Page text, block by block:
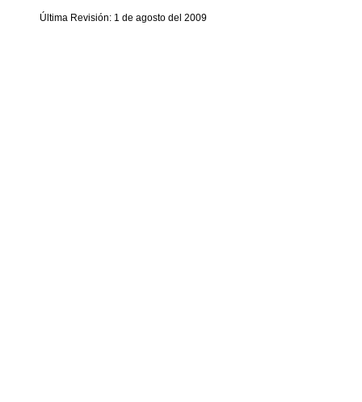
Última Revisión: 1 de agosto del 2009